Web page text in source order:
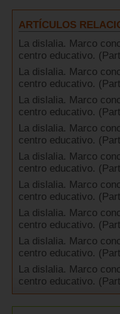
ARTÍCULOS
La dislalia. Marco
centro educativo.
La dislalia. Marco
centro educativo.
La dislalia. Marco
centro educativo.
La dislalia. Marco
centro educativo.
La dislalia. Marco
centro educativo.
La dislalia. Marco
centro educativo.
La dislalia. Marco
centro educativo.
La dislalia. Marco
centro educativo.
La dislalia. Marco
centro educativo.